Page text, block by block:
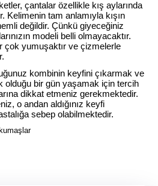
çantalar özellikle kış aylarında
Kelimenin tam anlamıyla kışın
değildir. Çünkü giyeceğiniz
modeli belli olmayacaktır.
çok yumuşaktır ve çizmelerle
kombinin keyfini çıkarmak ve
olduğu bir gün yaşamak için tercih
dikkat etmeniz gerekmektedir.
o andan aldığınız keyfi
sebep olabilmektedir.